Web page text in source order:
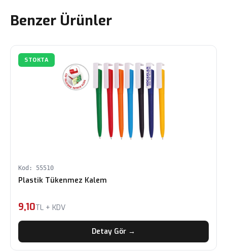
Benzer Ürünler
STOKTA
Kod: 55510
Plastik Tükenmez Kalem
9,10TL + KDV
Detay Gör →